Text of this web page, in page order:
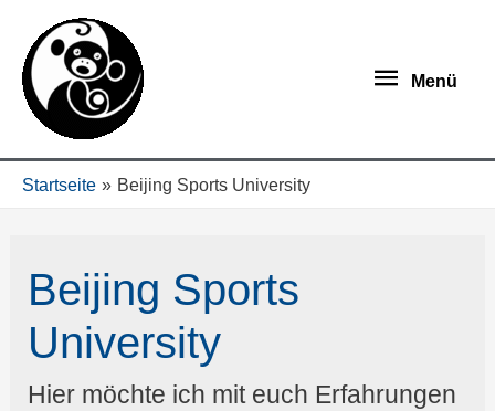
Menü
Startseite Beijing Sports University
Beijing Sports
University
Hier möchte ich mit euch Erfahrungen